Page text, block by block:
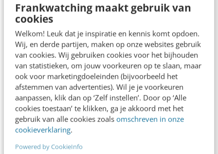
Frankwatching maakt gebruik van
cookies
Welkom! Leuk dat je inspiratie en kennis komt opdoen.
Wij, en derde partijen, maken op onze websites gebruik
van cookies. Wij gebruiken cookies voor het bijhouden
van statistieken, om jouw voorkeuren op te slaan, maar
ook voor marketingdoeleinden (bijvoorbeeld het
afstemmen van advertenties). Wil je je voorkeuren
aanpassen, klik dan op ‘Zelf instellen’. Door op ‘Alle
cookies toestaan’ te klikken, ga je akkoord met het
gebruik van alle cookies zoals omschreven in onze
cookieverklaring.
Powered by CookieInfo
probleem, maar verwacht niet dat je dezelfde
rijbeleving hebt als je buurman met zijn
hypermoderne bolide.
Graceful degradation
Zie in dit verhaal de auto als browser, het
navigatiesysteem als website en de fabrikant
als webdeveloper. Dan heb je een beeld van
een, in mijn ogen, achterhaalde werkwijze die